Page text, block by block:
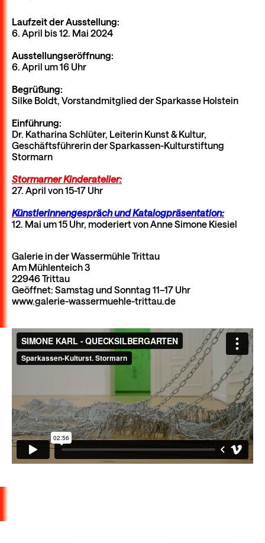
Laufzeit der Ausstellung:
6. April bis 12. Mai 2024
Ausstellungseröffnung:
6. April um 16 Uhr
Begrüßung:
Silke Boldt, Vorstandmitglied der Sparkasse Holstein
Einführung:
Dr. Katharina Schlüter, Leiterin Kunst & Kultur,
Geschäftsführerin der Sparkassen-Kulturstiftung
Stormarn
Stormarner Kinderatelier:
27. April von 15-17 Uhr
Künstlerinnengespräch und Katalogpräsentation:
12. Mai um 15 Uhr, moderiert von Anne Simone Kiesiel
Galerie in der Wassermühle Trittau
Am Mühlenteich 3
22946 Trittau
Geöffnet: Samstag und Sonntag 11–17 Uhr
www.galerie-wassermuehle-trittau.de
SIMONE KARL - QUECKSILBERGARTENfrom
Sparkassen-Kulturst. StormarnonVimeo